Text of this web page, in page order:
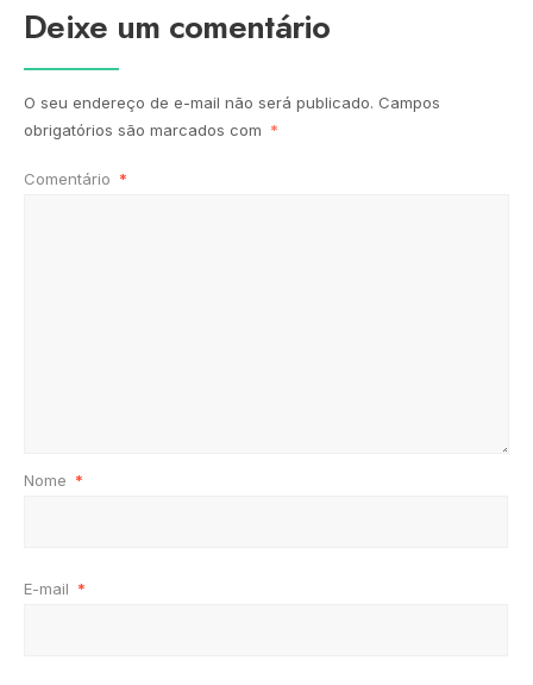
Deixe um comentário
O seu endereço de e-mail não será publicado. Campos
obrigatórios são marcados com *
Comentário *
Nome *
E-mail *